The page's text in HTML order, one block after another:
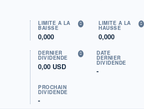
LIMITE À LA
BAISSE
0,000
LIMITE À LA
HAUSSE
0,000
DERNIER
DIVIDENDE
0,00 USD
DATE
DERNIER
DIVIDENDE
-
PROCHAIN
DIVIDENDE
-